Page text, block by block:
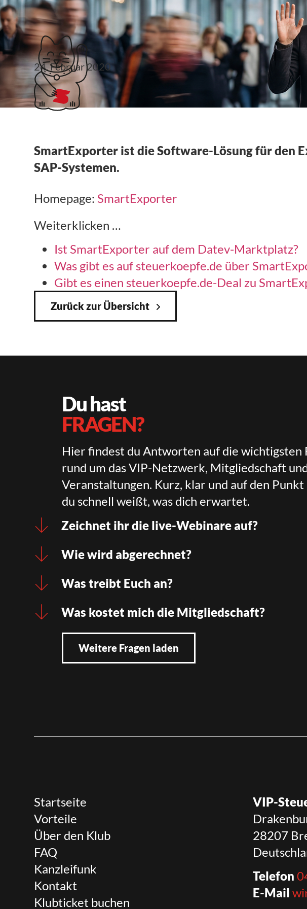
SmartExporter
24. Februar 2020
SmartExporter ist die Software-Lösung für den
SAP-Systemen.
Homepage: SmartExporter
Weiterklicken …
Ist SmartExporter auf dem Datev-Marktplatz?
Was gibt es auf steuerkoepfe.de über
Gibt es einen steuerkoepfe.de-Deal zu
Zurück zur Übersicht
Du hast
FRAGEN?
Hier findest du Antworten auf die wichtigsten
rund um das VIP-Netzwerk, Mitgliedschaft
Veranstaltungen. Kurz, klar und auf den
du schnell weißt, was dich erwartet.
Zeichnet ihr die live-Webinare auf?
Wie wird abgerechnet?
Was treibt Euch an?
Was kostet mich die Mitgliedschaft?
Weitere Fragen laden
Startseite
Vorteile
Über den Klub
FAQ
Kanzleifunk
Kontakt
Klubticket buchen
VIP-
28207
Telefon
E-Mail